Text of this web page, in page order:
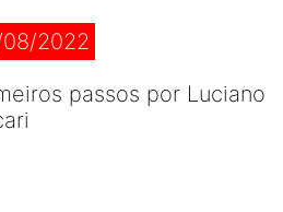
08/2022
passos por Luciano